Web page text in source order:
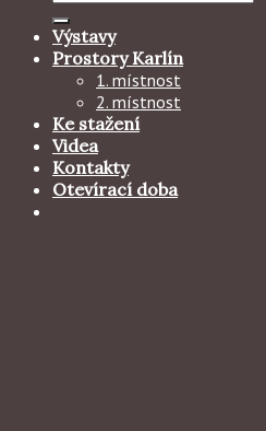
Výstavy
Prostory Karlín
1. místnost
2. místnost
Ke stažení
Videa
Kontakty
Otevírací doba